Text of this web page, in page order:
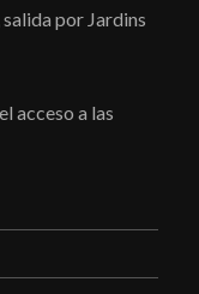
salida por Jardins
acceso a las